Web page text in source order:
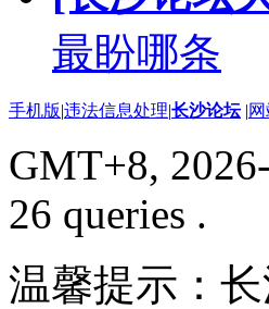
最盼哪条
手机版|违法信息处理|长沙论坛 |
GMT+8,
26 queries .
温馨提示：